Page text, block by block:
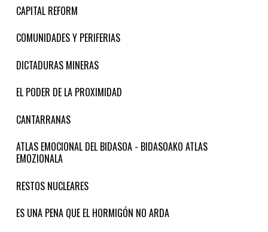
CAPITAL REFORM
COMUNIDADES Y PERIFERIAS
DICTADURAS MINERAS
EL PODER DE LA PROXIMIDAD
CANTARRANAS
ATLAS EMOCIONAL DEL BIDASOA - BIDASOAKO ATLAS
EMOZIONALA
RESTOS NUCLEARES
ES UNA PENA QUE EL HORMIGÓN NO ARDA